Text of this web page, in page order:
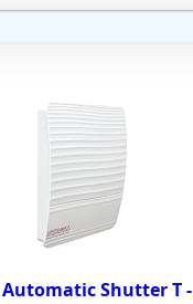
Shutter T -